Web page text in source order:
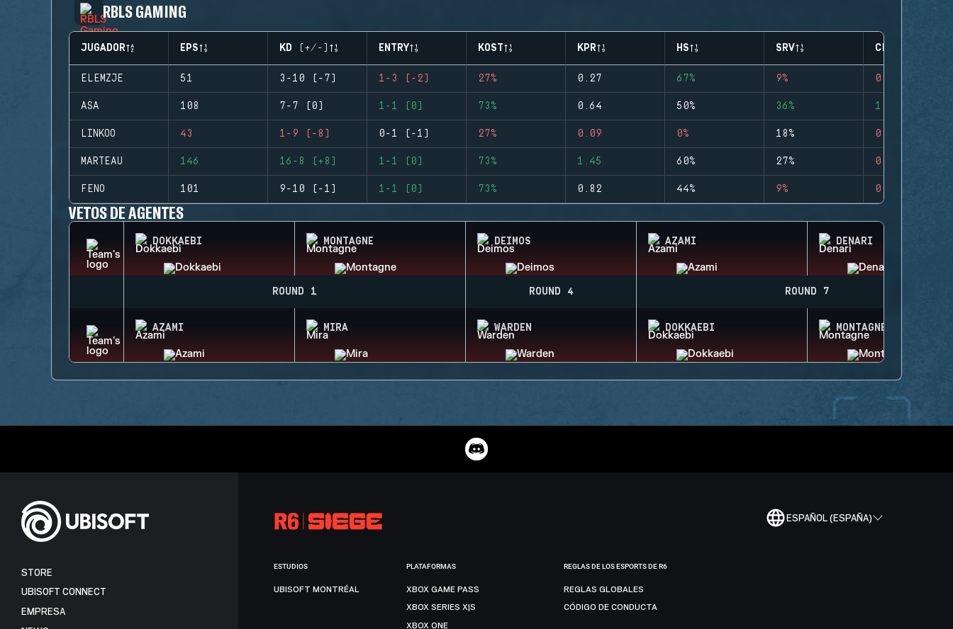
RBLS GAMING
JUGADOR EPS KD (+/-) ENTRY KOST KPR HS SRV CLUTCHES
ELEMZJE 51 3-10 (-7) 1-3 (-2) 27% 0.27 67% 9% 0
ASA 108 7-7 (0) 1-1 (0) 73% 0.64 50% 36% 1
LINKOO 43 1-9 (-8) 0-1 (-1) 27% 0.09 0% 18% 0
MARTEAU 146 16-8 (+8) 1-1 (0) 73% 1.45 60% 27% 0
FENO 101 9-10 (-1) 1-1 (0) 73% 0.82 44% 9% 0
VETOS DE AGENTES
DOKKAEBI MONTAGNE DEIMOS AZAMI DENARI
ROUND 1 ROUND 4 ROUND 7
AZAMI MIRA WARDEN DOKKAEBI MONTAGNE
ESPAÑOL (ESPAÑA)
STORE
UBISOFT CONNECT
EMPRESA
ESTUDIOS
UBISOFT MONTRÉAL
PLATAFORMAS
XBOX GAME PASS
XBOX SERIES X|S
XBOX ONE
REGLAS DE LOS ESPORTS DE R6
REGLAS GLOBALES
CÓDIGO DE CONDUCTA